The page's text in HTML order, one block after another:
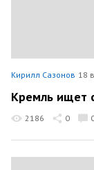
Кирилл Сазонов 18
Кремль ищет
2186 0